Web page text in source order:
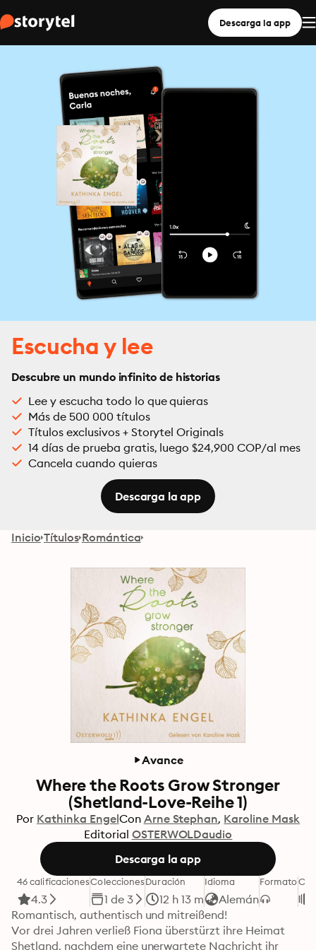
Descarga la app
Escucha y lee
Descubre un mundo infinito de historias
Lee y escucha todo lo que quieras
Más de 500 000 títulos
Títulos exclusivos + Storytel Originals
14 días de prueba gratis, luego $24,900 COP/al mes
Cancela cuando quieras
Descarga la app
Inicio Títulos Romántica
Avance
Where the Roots Grow Stronger
(Shetland-Love-Reihe 1)
Por Kathinka EngelCon Arne Stephan Karoline Mask
Editorial OSTERWOLDaudio
Descarga la app
46 calificaciones
4.3
Colecciones
1 de 3
Duración
12 h 13 m
Idioma
Alemán
Formato
Romantisch, authentisch und mitreißend!
Vor drei Jahren verließ Fiona überstürzt ihre Heimat
Shetland, nachdem eine unerwartete Nachricht ihr